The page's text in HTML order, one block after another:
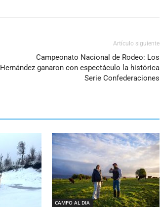
Artículo siguiente
Campeonato Nacional de Rodeo: Los
Hernández ganaron con espectáculo la histórica
Serie Confederaciones
CAMPO AL DIA